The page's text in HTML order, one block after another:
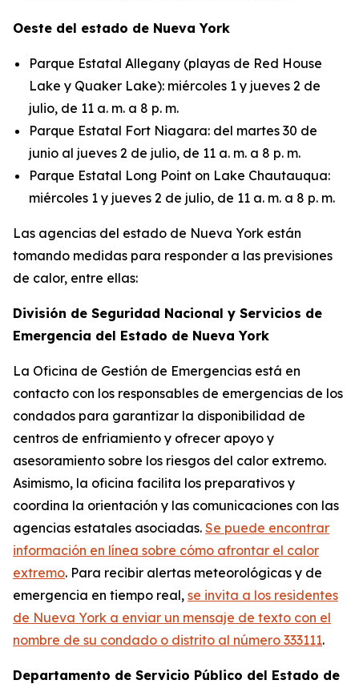
Oeste del estado de Nueva York
Parque Estatal Allegany (playas de Red House
Lake y Quaker Lake): miércoles 1 y jueves 2 de
julio, de 11 a. m. a 8 p. m.
Parque Estatal Fort Niagara: del martes 30 de
junio al jueves 2 de julio, de 11 a. m. a 8 p. m.
Parque Estatal Long Point on Lake Chautauqua:
miércoles 1 y jueves 2 de julio, de 11 a. m. a 8 p. m.
Las agencias del estado de Nueva York están
tomando medidas para responder a las previsiones
de calor, entre ellas:
División de Seguridad Nacional y Servicios de
Emergencia del Estado de Nueva York
La Oficina de Gestión de Emergencias está en
contacto con los responsables de emergencias de los
condados para garantizar la disponibilidad de
centros de enfriamiento y ofrecer apoyo y
asesoramiento sobre los riesgos del calor extremo.
Asimismo, la oficina facilita los preparativos y
coordina la orientación y las comunicaciones con las
agencias estatales asociadas. Se puede encontrar
información en línea sobre cómo afrontar el calor
extremo. Para recibir alertas meteorológicas y de
emergencia en tiempo real, se invita a los residentes
de Nueva York a enviar un mensaje de texto con el
nombre de su condado o distrito al número 333111.
Departamento de Servicio Público del Estado de